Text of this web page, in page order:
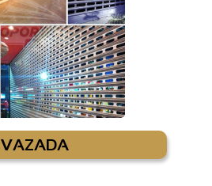
VAZADA